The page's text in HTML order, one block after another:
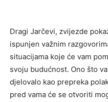
Dragi Jarčevi, zvijezde
ispunjen važnim
situacijama koje će vam
svoju budućnost. Ono što
djelovalo kao prepreka
pred vama će se otvoriti